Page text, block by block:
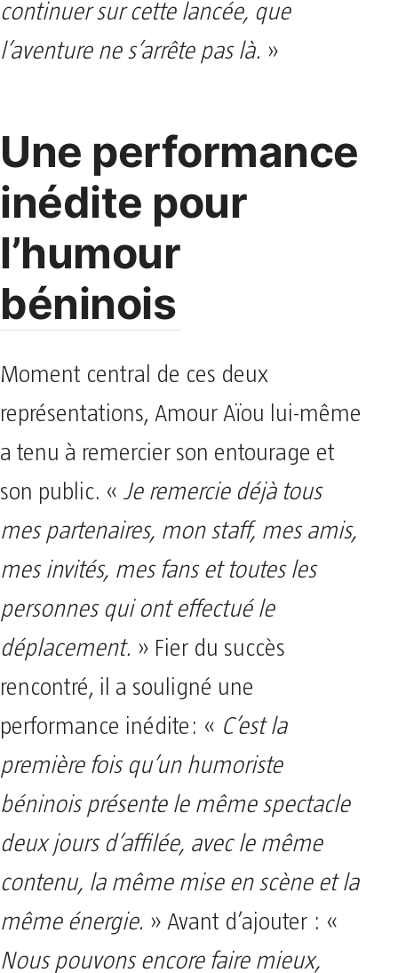
continuer sur cette lancée, que
l’aventure ne s’arrête pas là. »
Une performance
inédite pour
l’humour
béninois
Moment central de ces deux
représentations, Amour Aïou lui-même
a tenu à remercier son entourage et
son public. « Je remercie déjà tous
mes partenaires, mon staff, mes amis,
mes invités, mes fans et toutes les
personnes qui ont effectué le
déplacement. » Fier du succès
rencontré, il a souligné une
performance inédite: « C’est la
première fois qu’un humoriste
béninois présente le même spectacle
deux jours d’affilée, avec le même
contenu, la même mise en scène et la
même énergie. » Avant d’ajouter : «
Nous pouvons encore faire mieux,